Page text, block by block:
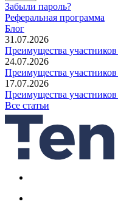
Забыли пароль?
Реферальная программа
Блог
31.07.2026
Преимущества
24.07.2026
Преимущества
17.07.2026
Преимущества
Все статьи